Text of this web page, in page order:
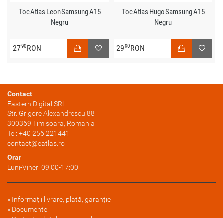
Toc Atlas Leon Samsung A15
Negru
2790RON
Toc Atlas Hugo Samsung A15
Negru
2990RON
Contact
Eastern Digital SRL
Str. Grigore Alexandrescu 88
300369 Timisoara, Romania
Tel: +40 256 221441
contact@eatlas.ro
Orar
Luni-Vineri 09:00-17:00
Informații livrare, plată, garanție
Documente